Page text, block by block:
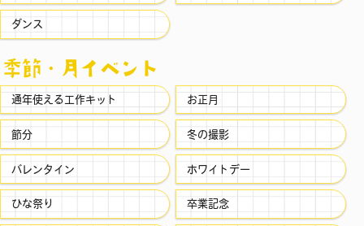
ダンス
季節・⽉イベント
通年使える工作キット お正月
節分 冬の撮影
バレンタイン ホワイトデー
ひな祭り 卒業記念